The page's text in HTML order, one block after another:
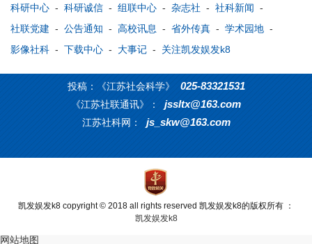
科研中心 - 科研诚信 - 组联中心 - 杂志社 - 社科新闻 -
社联党建 - 公告通知 - 高校讯息 - 省外传真 - 学术园地 -
影像社科 - 下载中心 - 大事记 - 关注凯发娱发k8
投稿：《江苏社会科学》 025-83321531
《江苏社联通讯》： jssltx@163.com
江苏社科网： js_skw@163.com
凯发娱发k8 copyright © 2018 all rights reserved 凯发娱发k8的版权所有 ：
凯发娱发k8
网站地图